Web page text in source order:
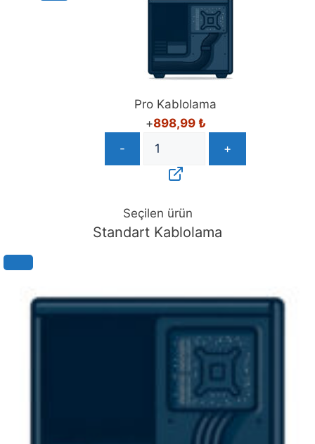
Pro Kablolama
+898,99 ₺
-
+
Seçilen ürün
Standart Kablolama